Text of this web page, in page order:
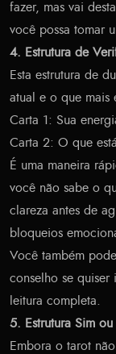
fazer, mas vai
você possa tomar
4. Estrutura de
Esta estrutura de
atual e o que mais
Carta 1: Sua
Carta 2: O que
É uma maneira
você não sabe o
clareza antes de
bloqueios
Você também
conselho se quiser
leitura completa.
5. Estrutura Sim
Embora o tarot